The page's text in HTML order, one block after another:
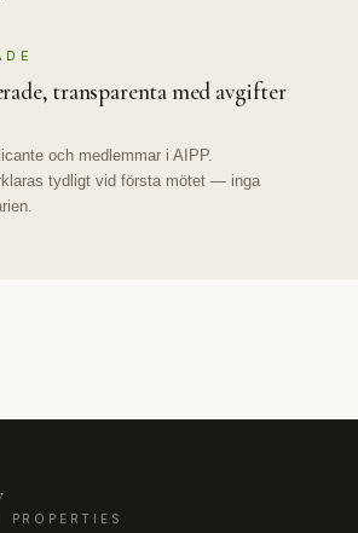
transparenta med avgifter
och medlemmar i AIPP.
tydligt vid första mötet — inga
PROPERTIES